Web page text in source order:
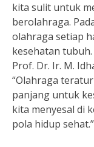
kita sulit untuk
berolahraga.
olahraga setiap
kesehatan
Prof. Dr. Ir. M.
“Olahraga
panjang untuk
kita menyesal di
pola hidup sehat.”